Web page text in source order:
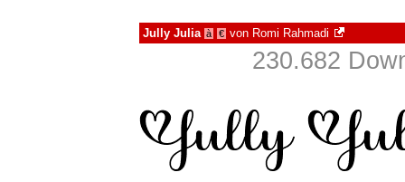
Jully Julia à € von Romi Rahmadi
230.682